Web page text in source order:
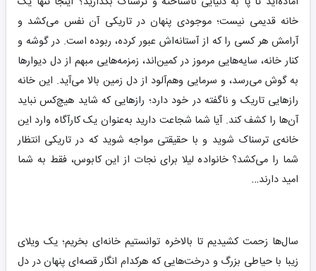
خانه‌ قدیمی نیست؛ موجودی پنهان در تاریکی آن نفس می‌کشد و
آرامش هر کسی را که از آستانه‌اش عبور کرده، ربوده است. در گوشه‌ و
کنار خانه، سایه‌هایی مرموز در کمین‌اند، زمزمه‌هایی مبهم از دل دیوارها
به گوش می‌رسد، و سرمایی وهم‌آلود از دل زمین بالا می‌آید. این خانه
رازهایی تاریک و ناگفته در خود دارد؛ رازهایی که شاید هیچ‌کس نباید
آن‌ها را کشف کند. آیا شما شجاعت دارید به‌عنوان یک کارآگاه وارد این
خانه‌ی ترسناک شوید و با حقیقتی مواجه شوید که در تاریکی انتظار
شما را می‌کشد؟ خانواده لیلا برای نجات از این کابوس، فقط به شما
امید دارند…
سال‌ها زحمت کشیدیم تا بالاخره توانستیم خانه‌ای بخریم؛ یک ویلای
زیبا با حیاطی بزرگ و درخت‌هایی که هرکدام انگار قصه‌ای پنهان در دل